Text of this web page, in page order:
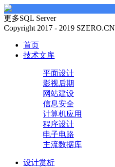
更多SQL Server
Copyright 2017 - 2019
首页
技术文库
平面设计
影视后期
网站建设
信息安全
计算机应用
程序设计
电子电路
主流数据库
设计赏析